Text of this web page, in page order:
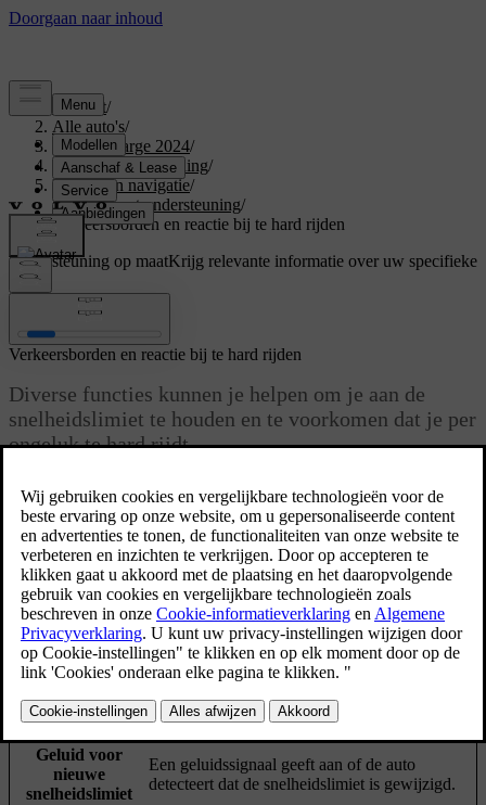
Support/
Alle auto's/
C40 Recharge 2024/
Gebruikershandleiding/
Rijhulp en navigatie/
Rijden met ondersteuning/
Verkeersborden en reactie bij te hard rijden
Ondersteuning op maatKrijg relevante informatie over uw specifieke
auto.
Verkeersborden en reactie bij te hard rijden
Diverse functies kunnen je helpen om je aan de
snelheidslimiet te houden en te voorkomen dat je per
ongeluk te hard rijdt.
De huidige snelheidslimiet wordt op het bestuurdersdisplay
weergegeven; dat helpt je om je aan de wettelijke snelheid te
houden. Er kunnen ook waarschuwingen worden gegeven als je de
snelheidslimiet overschrijdt.
Informatie over
verkeersborden
De auto kan informatie over verkeersborden
detecteren en weergeven, zoals de
snelheidslimiet.
Waarschuwingen
voor
snelheidslimieten
Intelligent Speed Assist[1]kan je met
het gaspedaal aanpassen als je de
Geluid voor
nieuwe
snelheidslimiet
Een geluidssignaal geeft aan of de auto
detecteert dat de snelheidslimiet is gewijzigd.